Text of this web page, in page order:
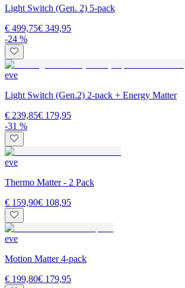
Light Switch (Gen. 2) 5-pack
€ 499,75€ 349,95
-24 %
eve
Light Switch (Gen.2) 2-pack + Energy Matter
€ 239,85€ 179,95
-31 %
eve
Thermo Matter - 2 Pack
€ 159,90€ 108,95
eve
Motion Matter 4-pack
€ 199,80€ 179,95